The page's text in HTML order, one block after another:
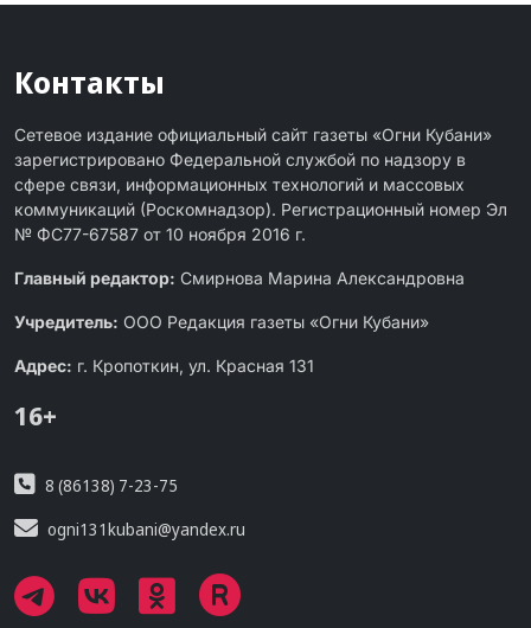
Контакты
Сетевое издание официальный сайт газеты «Огни Кубани»
зарегистрировано Федеральной службой по надзору в
сфере связи, информационных технологий и массовых
коммуникаций (Роскомнадзор). Регистрационный номер Эл
№ ФС77-67587 от 10 ноября 2016 г.
Главный редактор: Смирнова Марина Александровна
Учредитель: ООО Редакция газеты «Огни Кубани»
Адрес: г. Кропоткин, ул. Красная 131
16+
8 (86138) 7-23-75
ogni131kubani@yandex.ru